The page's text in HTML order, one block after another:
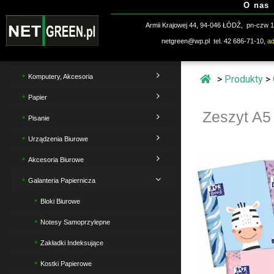
do
treści
O nas
Armii Krajowej 44, 94-046 ŁÓDŹ, pn-czw
netgreen@wp.pl tel. 42 686-71-10,
Komputery, Akcesoria
Papier
Pisanie
Urządzenia Biurowe
Akcesoria Biurowe
Galanteria Papiernicza
Bloki Biurowe
Notesy Samoprzylepne
Zakładki Indeksujące
Kostki Papierowe
> Produkty >
Zeszyt